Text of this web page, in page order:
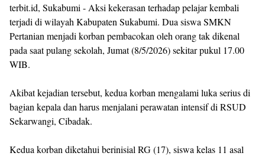
terbit.id, Sukabumi - Aksi kekerasan terhadap pelajar kembali
terjadi di wilayah Kabupaten Sukabumi. Dua siswa SMKN
Pertanian menjadi korban pembacokan oleh orang tak dikenal
pada saat pulang sekolah, Jumat (8/5/2026) sekitar pukul 17.00
WIB.
Akibat kejadian tersebut, kedua korban mengalami luka serius di
bagian kepala dan harus menjalani perawatan intensif di RSUD
Sekarwangi, Cibadak.
Kedua korban diketahui berinisial RG (17), siswa kelas 11 asal